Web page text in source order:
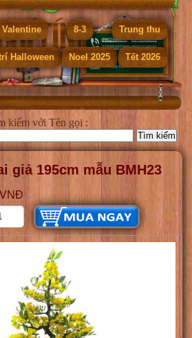
Valentine 8-3 Trung thu
Halloween Noel 2025 Tết 2026
kiếm với Tên gọi :
giả 195cm mẫu BMH23